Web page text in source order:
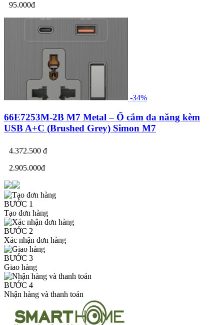
95.000đ
-34%
66E7253M-2B M7 Metal – Ổ cắm đa năng kèm
USB A+C (Brushed Grey) Simon M7
4.372.500 đ
2.905.000đ
BƯỚC 1
Tạo đơn hàng
BƯỚC 2
Xác nhận đơn hàng
BƯỚC 3
Giao hàng
BƯỚC 4
Nhận hàng và thanh toán